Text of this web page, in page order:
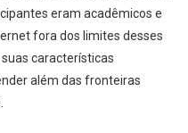
eram acadêmicos e
fora dos limites desses
características
além das fronteiras